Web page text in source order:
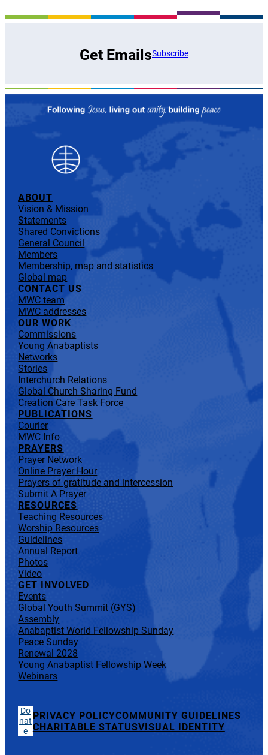
Get EmailsSubscribe
ABOUT
Vision & Mission
Statements
Shared Convictions
General Council
Members
Membership, map and statistics
Global map
CONTACT US
MWC team
MWC addresses
OUR WORK
Commissions
Young Anabaptists
Networks
Stories
Interchurch Relations
Global Church Sharing Fund
Creation Care Task Force
PUBLICATIONS
Courier
MWC Info
PRAYERS
Prayer Network
Online Prayer Hour
Prayers of gratitude and intercession
Submit A Prayer
RESOURCES
Teaching Resources
Worship Resources
Guidelines
Annual Report
Photos
Video
GET INVOLVED
Events
Global Youth Summit (GYS)
Assembly
Anabaptist World Fellowship Sunday
Peace Sunday
Renewal 2028
Young Anabaptist Fellowship Week
Webinars
Do
nat
e
PRIVACY POLICYCOMMUNITY GUIDELINES
CHARITABLE STATUSVISUAL IDENTITY